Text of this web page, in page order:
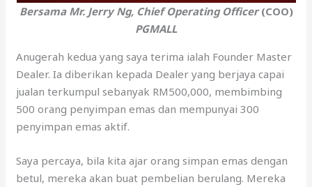
Bersama Mr. Jerry Ng, Chief Operating Officer(COO)
PGMALL
Anugerah kedua yang saya terima ialah Founder Master
Dealer. Ia diberikan kepada Dealer yang berjaya capai
jualan terkumpul sebanyak RM500,000, membimbing
500 orang penyimpan emas dan mempunyai 300
penyimpan emas aktif.
Saya percaya, bila kita ajar orang simpan emas dengan
betul, mereka akan buat pembelian berulang. Mereka